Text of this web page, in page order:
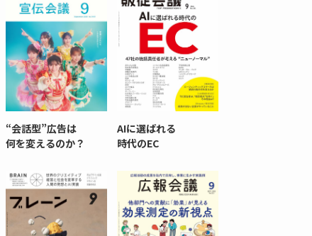
“会話型”広告は
何を変えるのか？
AIに選ばれる
時代のEC